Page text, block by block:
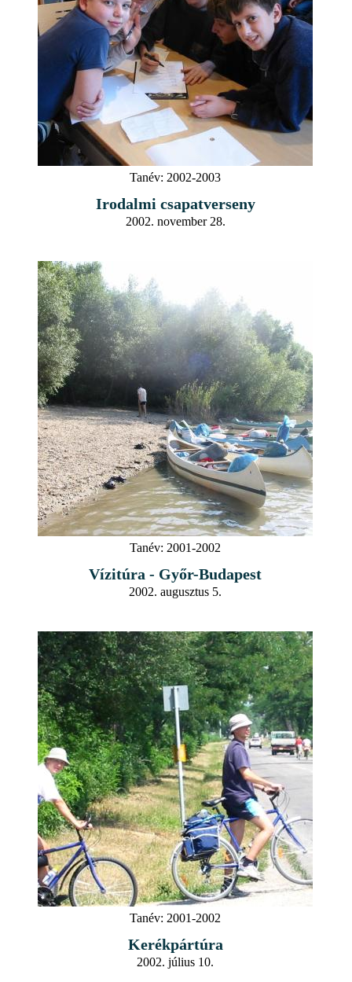
Tanév: 2002-2003
Irodalmi csapatverseny
2002. november 28.
Tanév: 2001-2002
Vízitúra - Győr-Budapest
2002. augusztus 5.
Tanév: 2001-2002
Kerékpártúra
2002. július 10.